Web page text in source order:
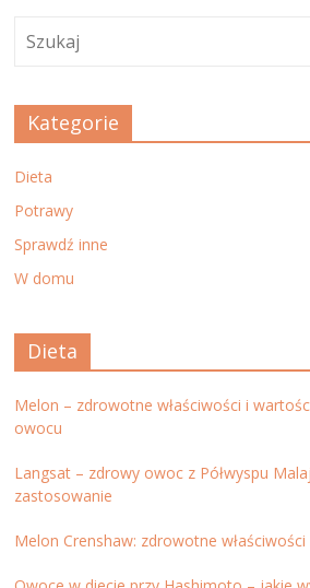
Kategorie
Dieta
Potrawy
Sprawdź inne
W domu
Dieta
Melon – zdrowotne właściwości i
owocu
Langsat – zdrowy owoc z Półwyspu
zastosowanie
Melon Crenshaw: zdrowotne